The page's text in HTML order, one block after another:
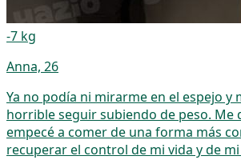
-7 kg
Anna, 26
Ya no podía ni mirarme en el espejo y
horrible seguir subiendo de peso. Me
empecé a comer de una forma más
recuperar el control de mi vida y de